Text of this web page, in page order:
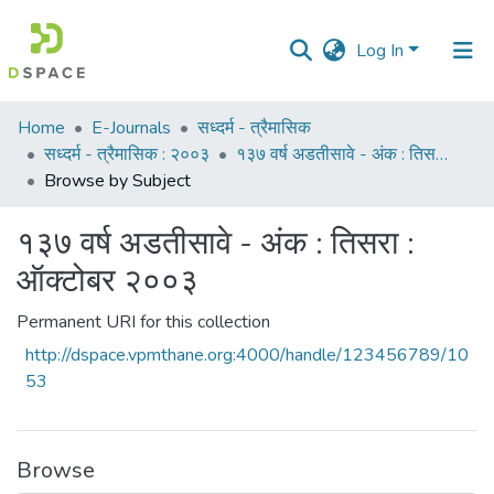
Log In
Communities
&
Collections
All of DSpace
Home E-Journals
सध्दर्म - त्रैमासिक
सध्दर्म - त्रैमासिक : २००३
१३७ वर्ष अडतीसावे - अंक : तिसरा : ऑक्टोबर २००३
Browse by Subject
१३७ वर्ष अडतीसावे - अंक : तिसरा :
ऑक्टोबर २००३
Permanent URI for this collection
http://dspace.vpmthane.org:4000/handle/123456789/10
53
Browse